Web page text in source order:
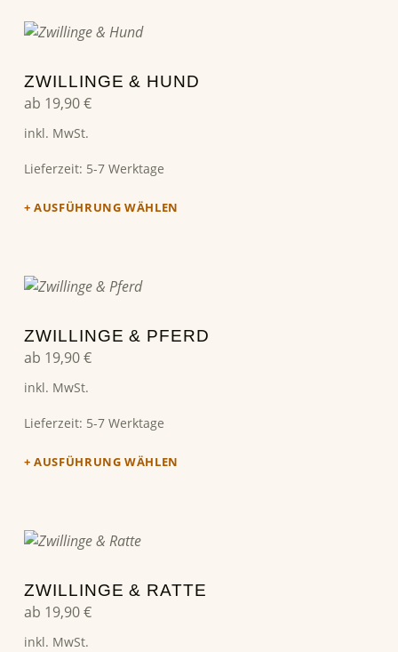
ZWILLINGE & HUND
ab 19,90€
inkl. MwSt.
Lieferzeit: 5-7 Werktage
AUSFÜHRUNG WÄHLEN
Dieses Produkt weist mehrere Varianten auf. Die Optionen können auf der Produktseite gewählt werden
ZWILLINGE & PFERD
ab 19,90€
inkl. MwSt.
Lieferzeit: 5-7 Werktage
AUSFÜHRUNG WÄHLEN
Dieses Produkt weist mehrere Varianten auf. Die Optionen können auf der Produktseite gewählt werden
ZWILLINGE & RATTE
ab 19,90€
inkl. MwSt.
Dieses Produkt weist mehrere Varianten auf. Die Optionen können auf der Produktseite gewählt werden